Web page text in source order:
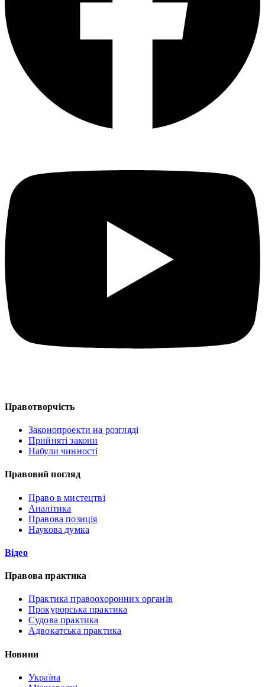
Правотворчість
Законопроекти на розгляді
Прийняті закони
Набули чинності
Правовий погляд
Право в мистецтві
Аналітика
Правова позиція
Наукова думка
Відео
Правова практика
Практика правоохоронних органів
Прокурорська практика
Судова практика
Адвокатська практика
Новини
Україна